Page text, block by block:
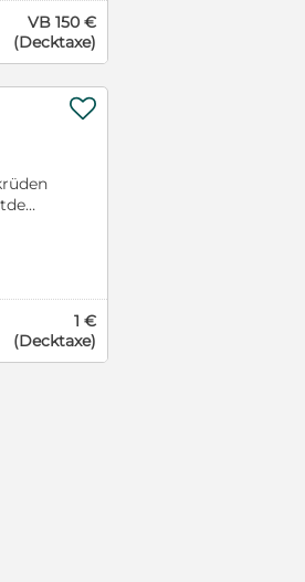
VB 150 €
(Decktaxe)

1 €
(Decktaxe)